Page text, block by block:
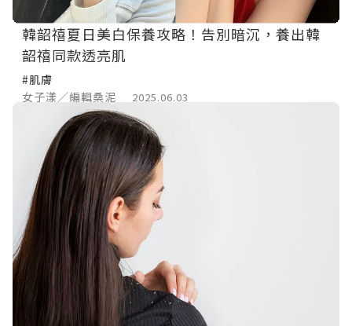
韓韶禧夏日美白保養攻略！告別暗沉，養出韓
韶禧同款透亮肌
#肌膚
女子漾／編輯桑泥
2025.06.03